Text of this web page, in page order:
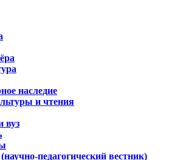
наследие
и чтения
вуз
педагогический вестник)